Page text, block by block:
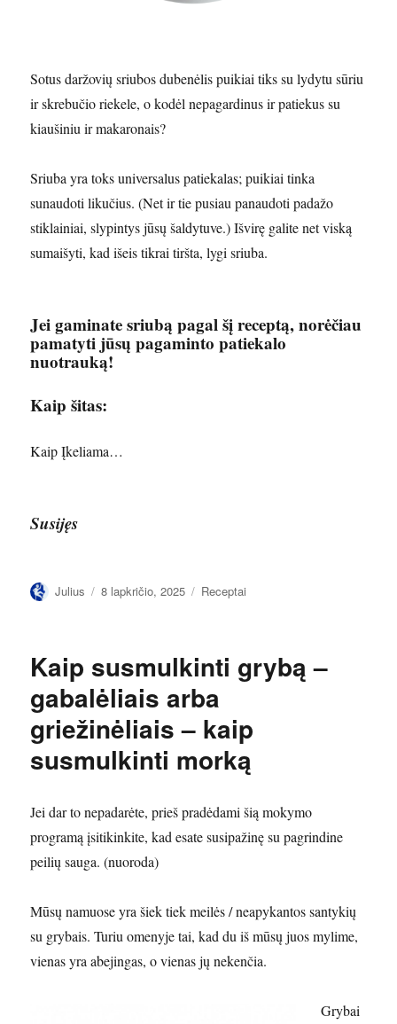
Sotus daržovių sriubos dubenėlis puikiai tiks su lydytu sūriu
ir skrebučio riekele, o kodėl nepagardinus ir patiekus su
kiaušiniu ir makaronais?
Sriuba yra toks universalus patiekalas; puikiai tinka
sunaudoti likučius. (Net ir tie pusiau panaudoti padažo
stiklainiai, slypintys jūsų šaldytuve.) Išvirę galite net viską
sumaišyti, kad išeis tikrai tiršta, lygi sriuba.
Jei gaminate sriubą pagal šį receptą, norėčiau
pamatyti jūsų pagaminto patiekalo
nuotrauką!
Kaip šitas:
Kaip Įkeliama…
Susijęs
Autorius
Julius Paskelbta
8 lapkričio, 2025 Kategorijos
Receptai
Kaip susmulkinti grybą –
gabalėliais arba
griežinėliais – kaip
susmulkinti morką
Jei dar to nepadarėte, prieš pradėdami šią mokymo
programą įsitikinkite, kad esate susipažinę su pagrindine
peilių sauga. (nuoroda)
Mūsų namuose yra šiek tiek meilės / neapykantos santykių
su grybais. Turiu omenyje tai, kad du iš mūsų juos mylime,
vienas yra abejingas, o vienas jų nekenčia.
Grybai